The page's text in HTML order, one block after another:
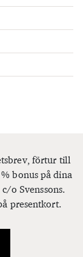
förtur till
bonus på dina
o Svenssons.
presentkort.